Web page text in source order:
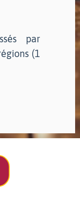
par
(1